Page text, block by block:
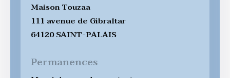
Maison Touzaa
111 avenue de Gibraltar
64120 SAINT-PALAIS
Permanences